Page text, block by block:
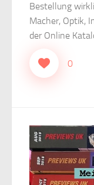
Bestellung
Macher, Optik,
der Online
0